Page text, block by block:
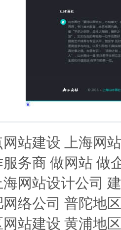
站建设
上海网
服务商 做网站 做
海网站设计公司
络公司 普陀地
站建设 黄浦地